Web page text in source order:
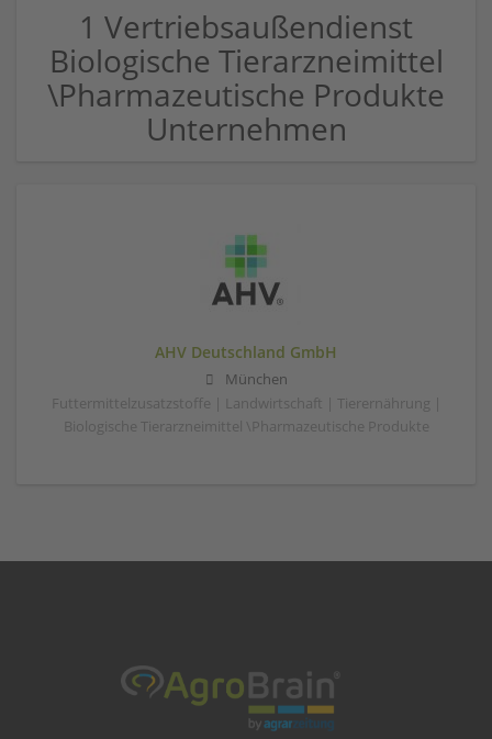
1 Vertriebsaußendienst
Biologische Tierarzneimittel
\Pharmazeutische Produkte
Unternehmen
AHV Deutschland GmbH
München
Futtermittelzusatzstoffe | Landwirtschaft | Tierernährung |
Biologische Tierarzneimittel \Pharmazeutische Produkte